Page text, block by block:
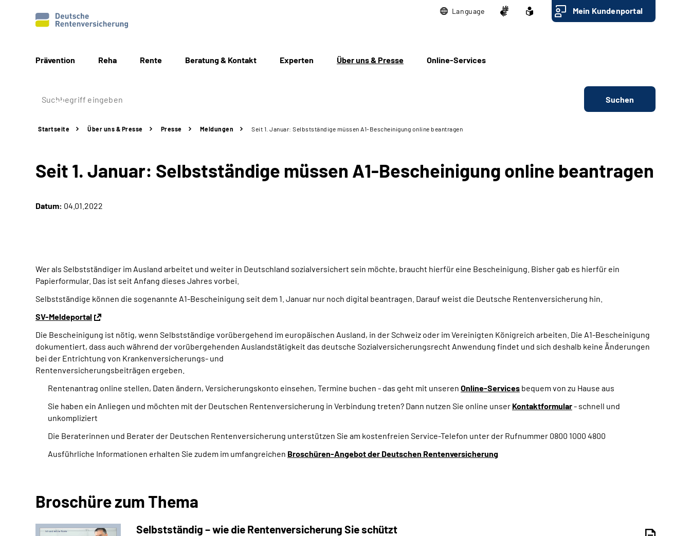
Language Mein Kundenportal
Prävention Reha Rente Beratung & Kontakt Experten Über uns & Presse Online-Services
Suchen
Startseite Über uns & Presse Presse Meldungen Seit 1. Januar: Selbstständige müssen A1-Bescheinigung online beantragen
Seit 1. Januar: Selbstständige müssen A1-Bescheinigung online beantragen
Datum: 04.01.2022
Wer als Selbstständiger im Ausland arbeitet und weiter in Deutschland sozialversichert sein möchte, braucht hierfür eine Bescheinigung. Bisher gab es hierfür ein
Papierformular. Das ist seit Anfang dieses Jahres vorbei.
Selbstständige können die sogenannte A1-Bescheinigung seit dem 1. Januar nur noch digital beantragen. Darauf weist die Deutsche Rentenversicherung hin.
SV-Meldeportal
Die Bescheinigung ist nötig, wenn Selbstständige vorübergehend im europäischen Ausland, in der Schweiz oder im Vereinigten Königreich arbeiten. Die A1-Bescheinigung
dokumentiert, dass auch während der vorübergehenden Auslandstätigkeit das deutsche Sozialversicherungsrecht Anwendung findet und sich deshalb keine Änderungen
bei der Entrichtung von Krankenversicherungs- und
Rentenversicherungsbeiträgen ergeben.
Rentenantrag online stellen, Daten ändern, Versicherungskonto einsehen, Termine buchen - das geht mit unseren Online-Services bequem von zu Hause aus
Sie haben ein Anliegen und möchten mit der Deutschen Rentenversicherung in Verbindung treten? Dann nutzen Sie online unser Kontaktformular- schnell und
unkompliziert
Die Beraterinnen und Berater der Deutschen Rentenversicherung unterstützen Sie am kostenfreien Service-Telefon unter der Rufnummer 0800 1000 4800
Ausführliche Informationen erhalten Sie zudem im umfangreichen Broschüren-Angebot der Deutschen Rentenversicherung
Broschüre zum Thema
Selbstständig – wie die Rentenversicherung Sie schützt